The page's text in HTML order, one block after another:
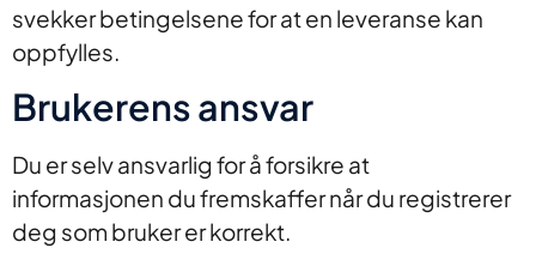
svekker betingelsene for at en leveranse kan
oppfylles.
Brukerens ansvar
Du er selv ansvarlig for å forsikre at
informasjonen du fremskaffer når du registrerer
deg som bruker er korrekt.